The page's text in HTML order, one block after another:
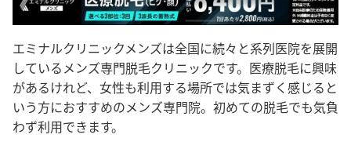
エミナルクリニックメンズは全国に続々と系列医院を展開
しているメンズ専門脱毛クリニックです。医療脱毛に興味
があるけれど、女性も利用する場所では気まずく感じると
いう方におすすめのメンズ専門院。初めての脱毛でも気負
わず利用できます。